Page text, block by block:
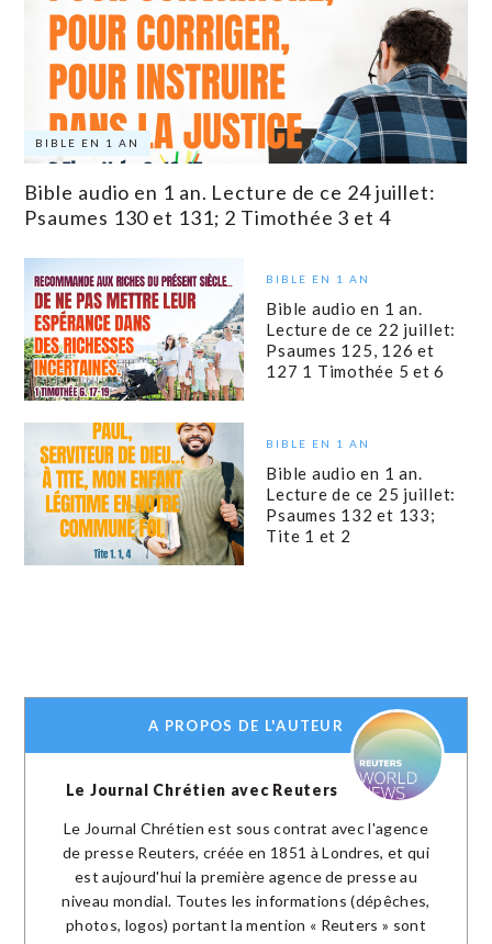
BIBLE EN 1 AN
Bible audio en 1 an. Lecture de ce 24 juillet:
Psaumes 130 et 131; 2 Timothée 3 et 4
BIBLE EN 1 AN
Bible audio en 1 an.
Lecture de ce 22 juillet:
Psaumes 125, 126 et
127 1 Timothée 5 et 6
BIBLE EN 1 AN
Bible audio en 1 an.
Lecture de ce 25 juillet:
Psaumes 132 et 133;
Tite 1 et 2
A PROPOS DE L'AUTEUR
Le Journal Chrétien avec Reuters
Le Journal Chrétien est sous contrat avec l'agence
de presse Reuters, créée en 1851 à Londres, et qui
est aujourd'hui la première agence de presse au
niveau mondial. Toutes les informations (dépêches,
photos, logos) portant la mention « Reuters » sont